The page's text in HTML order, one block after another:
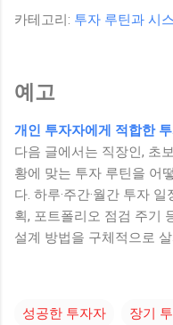
카테고리: 투자 루틴과 시
예고
개인 투자자에게 적합한
다음 글에서는 직장인, 초
황에 맞는 투자 루틴을 어
다. 하루·주간·월간 투자
획, 포트폴리오 점검 주기
설계 방법을 구체적으로
성공한 투자자 장기